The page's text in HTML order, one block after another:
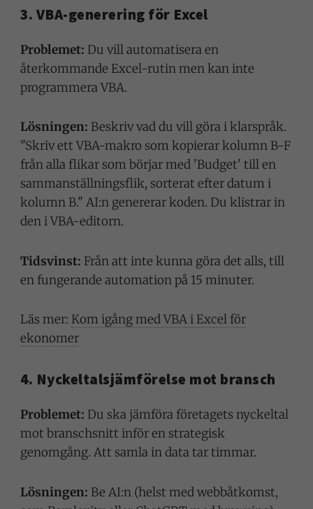
3. VBA-generering för Excel
Problemet: Du vill automatisera en
återkommande Excel-rutin men kan inte
programmera VBA.
Lösningen: Beskriv vad du vill göra i klarspråk.
"Skriv ett VBA-makro som kopierar kolumn B-F
från alla flikar som börjar med 'Budget' till en
sammanställningsflik, sorterat efter datum i
kolumn B." AI:n genererar koden. Du klistrar in
den i VBA-editorn.
Tidsvinst: Från att inte kunna göra det alls, till
en fungerande automation på 15 minuter.
Läs mer: Kom igång med VBA i Excel för
ekonomer
4. Nyckeltalsjämförelse mot bransch
Problemet: Du ska jämföra företagets nyckeltal
mot branschsnitt inför en strategisk
genomgång. Att samla in data tar timmar.
Lösningen: Be AI:n (helst med webbåtkomst,